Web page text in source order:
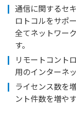
通信に関するセ
ロトコルをサポ
全てネットワー
す。
リモートコント
用のインターネ
ライセンス数を
ント件数を増や